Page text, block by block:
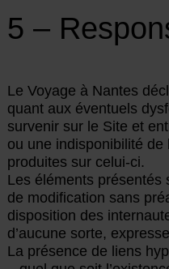
5 –
Le Voyage à Nantes
quant aux éventuels
survenir sur le Site et
ou une indisponibilité de
produites sur celui-ci.
Les éléments présentés
de modification sans
disposition des
d’aucune sorte,
La présence de liens